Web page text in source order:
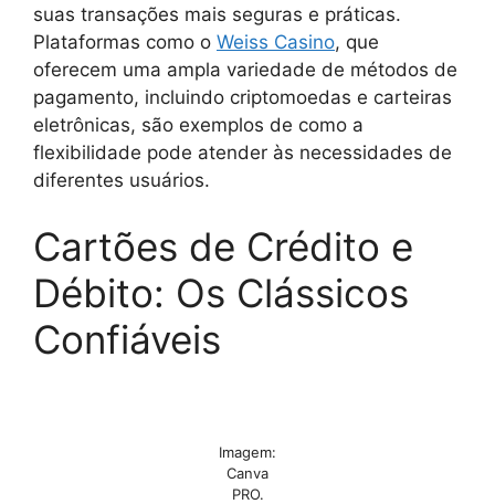
suas transações mais seguras e práticas.
Plataformas como o Weiss Casino, que
oferecem uma ampla variedade de métodos de
pagamento, incluindo criptomoedas e carteiras
eletrônicas, são exemplos de como a
flexibilidade pode atender às necessidades de
diferentes usuários.
Cartões de Crédito e
Débito: Os Clássicos
Confiáveis
Imagem:
Canva
PRO.